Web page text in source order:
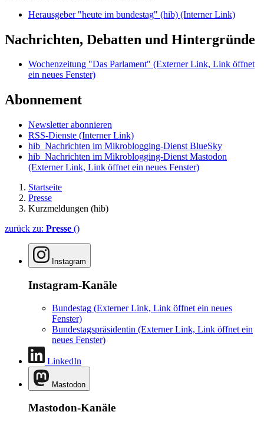
Herausgeber "heute im bundestag" (hib) (Interner Link)
Nachrichten, Debatten und Hintergründe
Wochenzeitung "Das Parlament" (Externer Link, Link öffnet
ein neues Fenster)
Abonnement
Newsletter abonnieren
RSS-Dienste (Interner Link)
hib_Nachrichten im Mikroblogging-Dienst BlueSky
hib_Nachrichten im Mikroblogging-Dienst Mastodon
(Externer Link, Link öffnet ein neues Fenster)
Startseite
Presse
Kurzmeldungen (hib)
zurück zu: Presse ()
Instagram
Instagram-Kanäle
Bundestag (Externer Link, Link öffnet ein neues
Fenster)
Bundestagspräsidentin (Externer Link, Link öffnet ein
neues Fenster)
LinkedIn
Mastodon
Mastodon-Kanäle